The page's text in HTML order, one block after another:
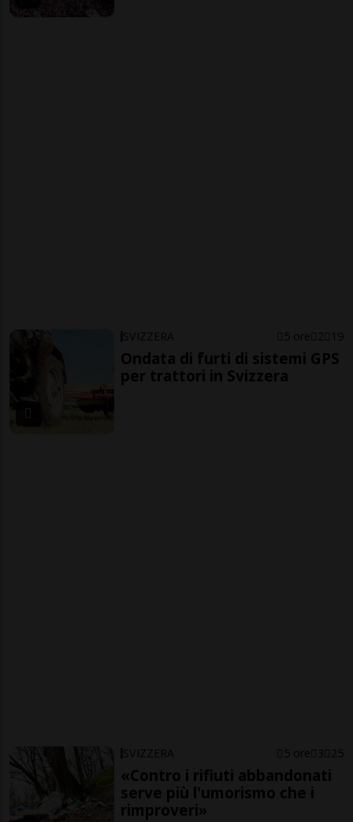
SVIZZERA 5 ore 2 19
Ondata di furti di sistemi GPS
per trattori in Svizzera
SVIZZERA 5 ore 3 25
«Contro i rifiuti abbandonati
serve più l'umorismo che i
rimproveri»